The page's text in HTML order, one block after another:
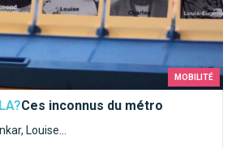
MOBILITÉ
Ces inconnus du métro
Louise...